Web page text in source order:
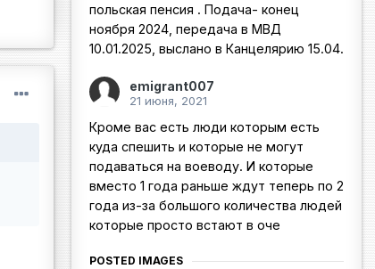
польская пенсия . Подача- конец
ноября 2024, передача в МВД
10.01.2025, выслано в Канцелярию 15.04.
emigrant007
21 июня, 2021
Кроме вас есть люди которым есть
куда спешить и которые не могут
подаваться на воеводу. И которые
вместо 1 года раньше ждут теперь по 2
года из-за большого количества людей
которые просто встают в оче
POSTED IMAGES